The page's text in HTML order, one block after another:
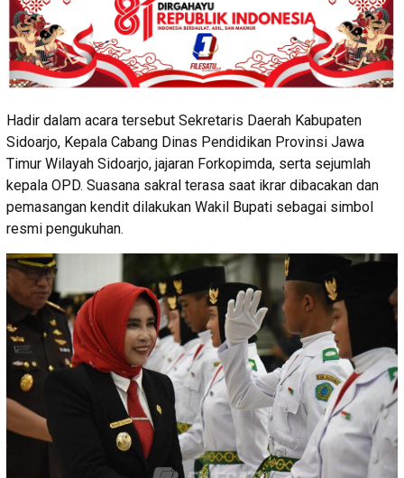
Hadir dalam acara tersebut Sekretaris Daerah Kabupaten
Sidoarjo, Kepala Cabang Dinas Pendidikan Provinsi Jawa
Timur Wilayah Sidoarjo, jajaran Forkopimda, serta sejumlah
kepala OPD. Suasana sakral terasa saat ikrar dibacakan dan
pemasangan kendit dilakukan Wakil Bupati sebagai simbol
resmi pengukuhan.